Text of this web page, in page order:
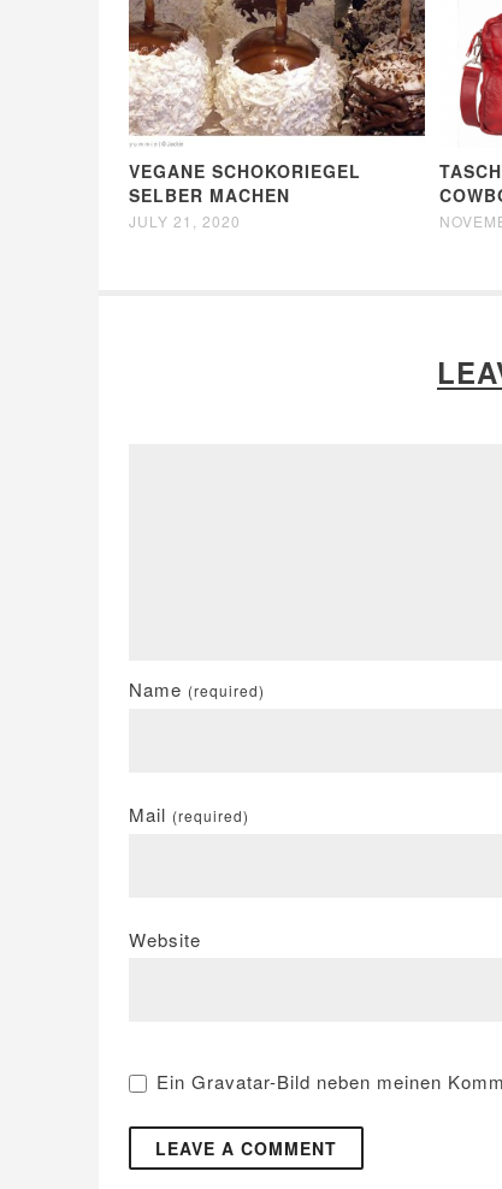
VEGANE SCHOKORIEGEL
SELBER MACHEN
JULY 21, 2020
Name (required)
Mail (required)
Website
Ein Gravatar-Bild neben meinen